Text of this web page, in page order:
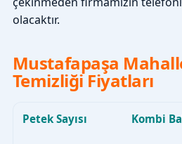
olacaktır.
Mustafapaşa
Temizliği Fiyatları
Petek Sayısı Kombi